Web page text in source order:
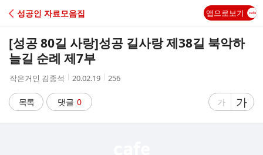
C
A
성공인 자료모음집 앱으로보기
[성공 80길 사랑]성공 길사랑 제38길 북악하
늘길 순례 제7부
작
자
작은거인 김종석
작
시
간
20.02.19
조
256
목록 댓글 0
글
가
글
자
가